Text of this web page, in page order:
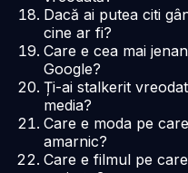
Dacă ai putea citi
cine ar fi?
Care e cea mai
Google?
Ți-ai stalkerit
media?
Care e moda pe
amarnic?
Care e filmul pe